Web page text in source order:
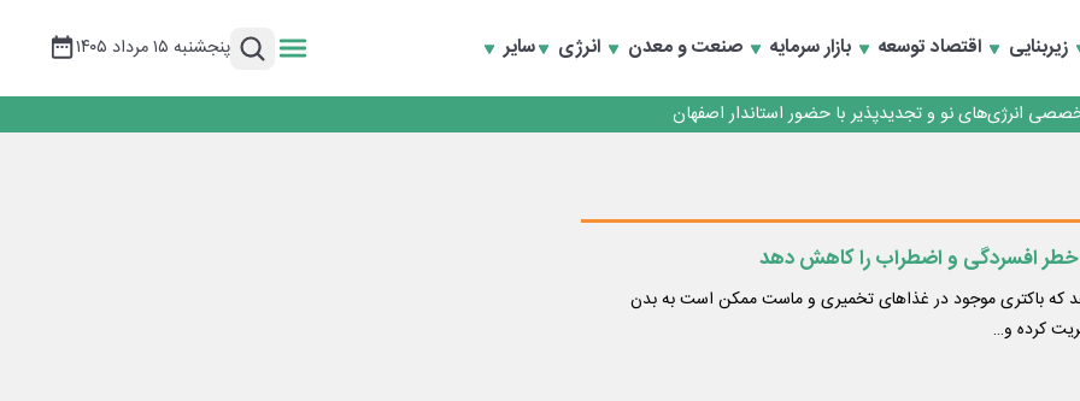
زیربنایی اقتصاد توسعه بازار سرمایه صنعت و معدن انرژی سایر پنجشنبه ۱۵ مرداد ۱۴۰۵
انرژی‌های نو و تجدیدپذیر با حضور استاندار اصفهان
انرژی‌های نو و تجدیدپذیر با حضور استاندار اصفهان
افسردگی و اضطراب را کاهش دهد
که باکتری موجود در غذاهای تخمیری و ماست ممکن است به بدن
کرده و…